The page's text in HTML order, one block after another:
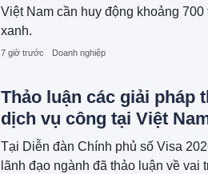
Việt Nam cần huy động khoảng
xanh.
7 giờ trước Doanh nghiệp
Thảo luận các giải pháp
dịch vụ công tại Việt
Tại Diễn đàn Chính phủ số Visa
lãnh đạo ngành đã thảo luận về vai